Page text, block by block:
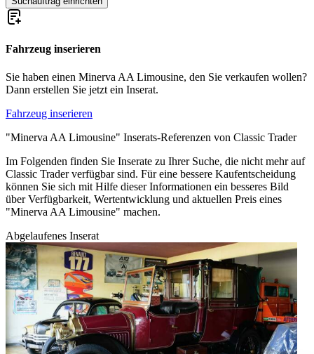
Fahrzeug inserieren
Sie haben einen Minerva AA Limousine, den Sie verkaufen wollen?
Dann erstellen Sie jetzt ein Inserat.
Fahrzeug inserieren
"Minerva AA Limousine" Inserats-Referenzen von Classic Trader
Im Folgenden finden Sie Inserate zu Ihrer Suche, die nicht mehr auf
Classic Trader verfügbar sind. Für eine bessere Kaufentscheidung
können Sie sich mit Hilfe dieser Informationen ein besseres Bild
über Verfügbarkeit, Wertentwicklung und aktuellen Preis eines
"Minerva AA Limousine" machen.
Abgelaufenes Inserat